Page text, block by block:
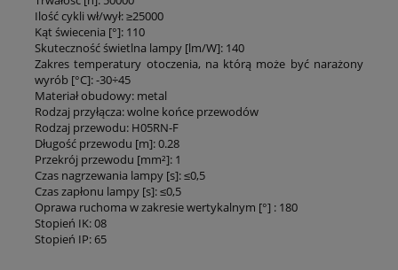
Ilość cykli wł/wył: ≥25000
Kąt świecenia [°]: 110
Skuteczność świetlna lampy [lm/W]: 140
Zakres temperatury otoczenia, na którą może być narażony
wyrób [°C]: -30÷45
Materiał obudowy: metal
Rodzaj przyłącza: wolne końce przewodów
Rodzaj przewodu: H05RN-F
Długość przewodu [m]: 0.28
Przekrój przewodu [mm²]: 1
Czas nagrzewania lampy [s]: ≤0,5
Czas zapłonu lampy [s]: ≤0,5
Oprawa ruchoma w zakresie wertykalnym [°] : 180
Stopień IK: 08
Stopień IP: 65